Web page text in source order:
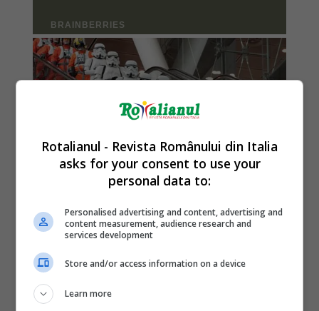
Rotalianul - Revista Românului din Italia
asks for your consent to use your
personal data to:
Personalised advertising and content, advertising and
content measurement, audience research and
services development
Store and/or access information on a device
Learn more